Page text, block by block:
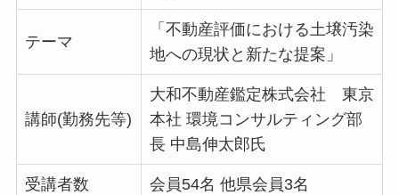
テーマ
「不動産評価における土壌汚染
地への現状と新たな提案」
講師(勤務先等)
大和不動産鑑定株式会社 東京
本社 環境コンサルティング部
長 中島伸太郎氏
受講者数 会員54名 他県会員3名